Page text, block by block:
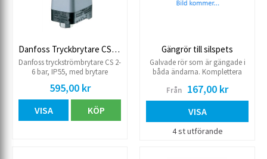
Danfoss Tryckbrytare CS2-6
Danfoss tryckströmbrytare CS 2-
6 bar, IP55, med brytare
brytande kontaktsystem max
12A G1/2 inv. För pumpar
(hydroforer).
595,00 kr
VISA KÖP
Gängrör till silspets
Galvade rör som är gängade i
båda ändarna. Komplettera
Från 167,00 kr
VISA
4 st utförande